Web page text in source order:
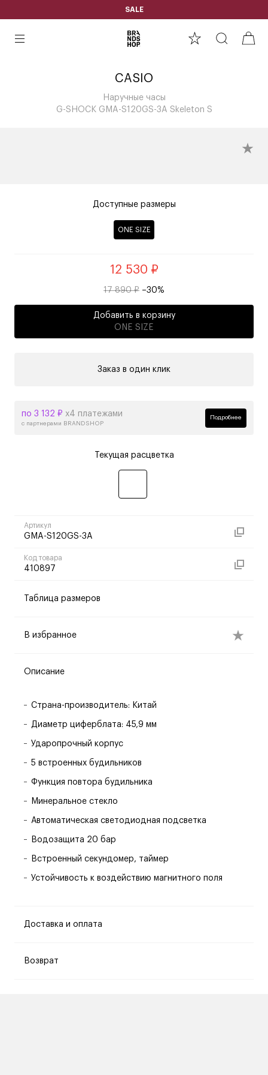
SALE
CASIO
Наручные часы
G-SHOCK GMA-S120GS-3A Skeleton S
Доступные размеры
ONE SIZE
12 530 ₽
17 890 ₽ –30%
Добавить в корзину
ONE SIZE
Заказ в один клик
по 3 132 ₽ х4 платежами
с партнерами BRANDSHOP
Подробнее
Текущая расцветка
Артикул
GMA-S120GS-3A
Код товара
410897
Таблица размеров
В избранное
Описание
Страна-производитель: Китай
Диаметр циферблата: 45,9 мм
Ударопрочный корпус
5 встроенных будильников
Функция повтора будильника
Минеральное стекло
Автоматическая светодиодная подсветка
Водозащита 20 бар
Встроенный секундомер, таймер
Устойчивость к воздействию магнитного поля
Доставка и оплата
Возврат